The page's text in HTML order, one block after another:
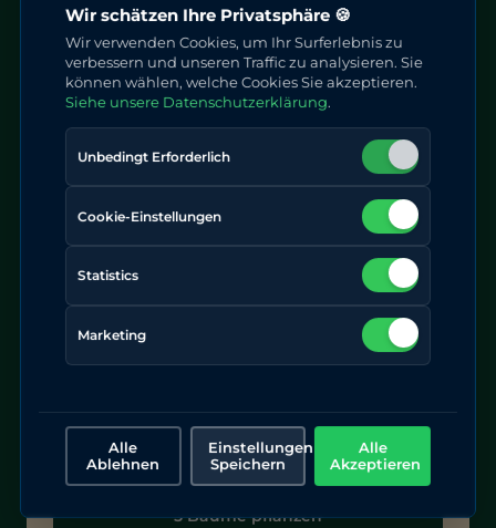
leisten Sie einen persönlichen Beitrag mit
verifizierter Baumpflanzung in Deutschland.
Pflanzung in Deutschland
CO₂ Ausgleich 100 kg / J
5 Bäume pflanzen
Wir schätzen Ihre Privatsphäre 🍪
Wir verwenden Cookies, um Ihr Surferlebnis zu
verbessern und unseren Traffic zu analysieren. Sie
können wählen, welche Cookies Sie akzeptieren.
Siehe unsere Datenschutzerklärung.
Unbedingt Erforderlich
Cookie-Einstellungen
Statistics
Marketing
Alle
Ablehnen
Einstellungen
Speichern
Alle
Akzeptieren